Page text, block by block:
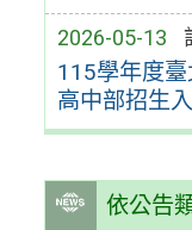
2026-05-13
115學年度
高中部招生
依公告